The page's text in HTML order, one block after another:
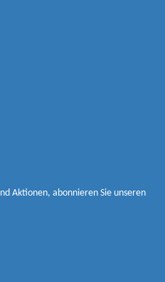
Aktionen, abonnieren Sie unseren